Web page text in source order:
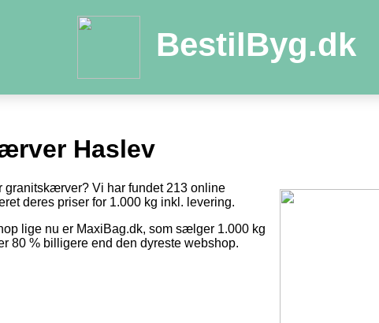
BestilByg.dk
Haslev
granitskærver? Vi har fundet 213 online
deres priser for 1.000 kg inkl. levering.
lige nu er MaxiBag.dk, som sælger 1.000 kg
80 % billigere end den dyreste webshop.